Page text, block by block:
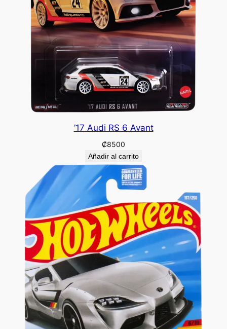
’17 Audi RS 6 Avant
₡8500
Añadir al carrito